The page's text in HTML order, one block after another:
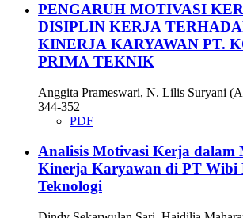
PENGARUH MOTIVASI
DISIPLIN KERJA
KINERJA KARYAWAN PT.
PRIMA TEKNIK
Anggita Prameswari, N. Lilis Suryani
344-352
PDF
Analisis Motivasi Kerja dalam
Kinerja Karyawan di PT Wibi
Teknologi